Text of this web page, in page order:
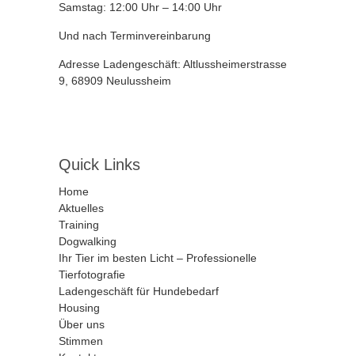
Samstag: 12:00 Uhr – 14:00 Uhr
Und nach Terminvereinbarung
Adresse Ladengeschäft: Altlussheimerstrasse
9, 68909 Neulussheim
Quick Links
Home
Aktuelles
Training
Dogwalking
Ihr Tier im besten Licht – Professionelle
Tierfotografie
Ladengeschäft für Hundebedarf
Housing
Über uns
Stimmen